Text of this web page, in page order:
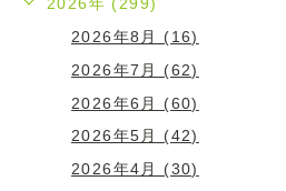
2026年8月 (16)
2026年7月 (62)
2026年6月 (60)
2026年5月 (42)
2026年4月 (30)